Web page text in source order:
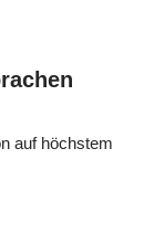
auf höchstem